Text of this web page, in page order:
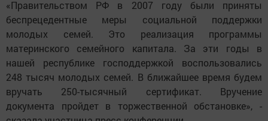
«Правительством РФ в 2007 году были приняты
беспрецедентные меры социальной поддержки
молодых семей. Это реализация программы
материнского семейного капитала. За эти годы в
нашей республике господдержкой воспользовались
248 тысяч молодых семей. В ближайшее время будем
вручать 250-тысячный сертификат. Вручение
документа пройдет в торжественной обстановке», -